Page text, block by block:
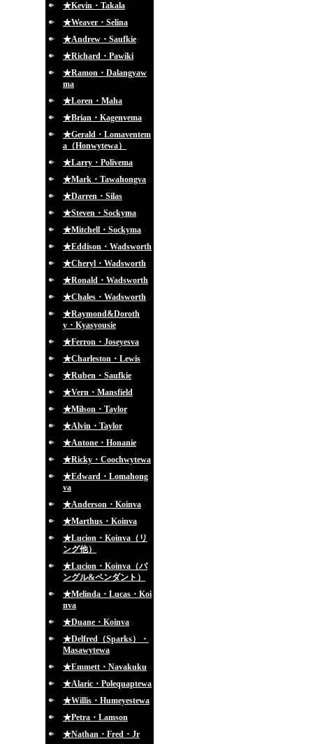
★Kevin・Takala
★Weaver・Selina
★Andrew・Saufkie
★Richard・Pawiki
★Ramon・Dalangyaw
ma
★Loren・Maha
★Brian・Kagenvema
★Gerald・Lomaventem
a（Honwytewa）
★Larry・Polivema
★Mark・Tawahongva
★Darren・Silas
★Steven・Sockyma
★Mitchell・Sockyma
★Eddison・Wadsworth
★Cheryl・Wadsworth
★Ronald・Wadsworth
★Chales・Wadsworth
★Raymond&Doroth
y・Kyasyousie
★Ferron・Joseyesva
★Charleston・Lewis
★Ruben・Saufkie
★Vern・Mansfield
★Milson・Taylor
★Alvin・Taylor
★Antone・Honanie
★Ricky・Coochwytewa
★Edward・Lomahong
va
★Anderson・Koinva
★Marthus・Koinva
★Lucion・Koinva（リ
ング他）
★Lucion・Koinva（バ
ングル&ペンダント）
★Melinda・Lucas・Koi
nva
★Duane・Koinva
★Delfred（Sparks）・
Masawytewa
★Emmett・Navakuku
★Alaric・Polequaptewa
★Willis・Humeyestewa
★Petra・Lamson
★Nathan・Fred・Jr